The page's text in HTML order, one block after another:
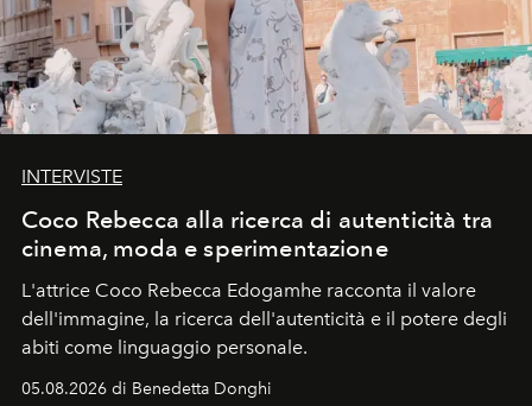
INTERVISTE
Coco Rebecca alla ricerca di autenticità tra
cinema, moda e sperimentazione
L'attrice Coco Rebecca Edogamhe racconta il valore
dell'immagine, la ricerca dell'autenticità e il potere degli
abiti come linguaggio personale.
05.08.2026 di Benedetta Donghi